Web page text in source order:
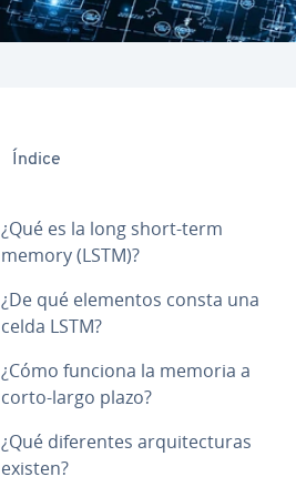
Índice
¿Qué es la long short-term
memory (LSTM)?
¿De qué elementos consta una
celda LSTM?
¿Cómo funciona la memoria a
corto-largo plazo?
¿Qué di­fe­re­n­tes ar­qui­te­c­tu­ras
existen?